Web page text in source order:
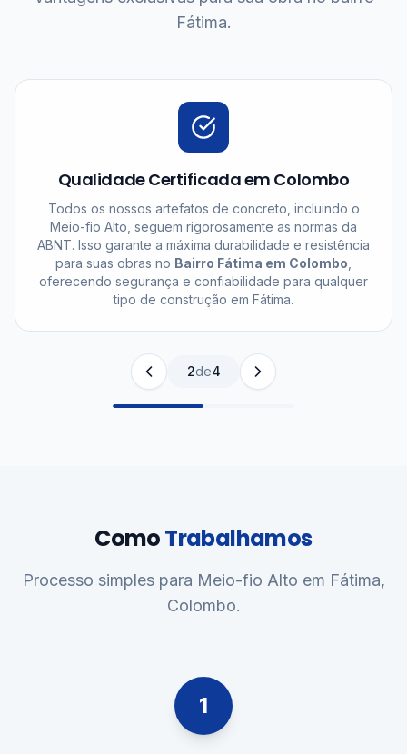
Fátima.
Qualidade Certificada em Colombo
Todos os nossos artefatos de concreto, incluindo o
Meio-fio Alto, seguem rigorosamente as normas da
ABNT. Isso garante a máxima durabilidade e resistência
para suas obras no Bairro Fátima em Colombo
oferecendo segurança e confiabilidade para qualquer
tipo de construção em Fátima.
2de4
ComoTrabalhamos
Processo simples para Meio-fio Alto em Fátima,
Colombo.
1